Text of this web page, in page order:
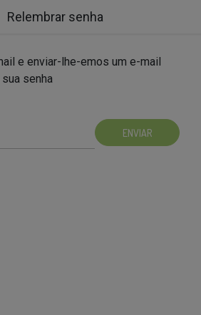
Relembrar senha
e enviar-lhe-emos um e-mail
senha
ENVIAR